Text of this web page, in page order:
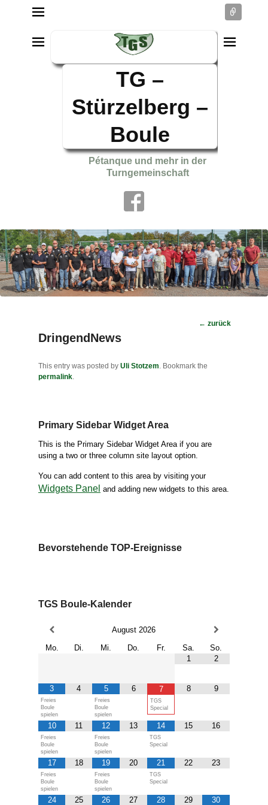
TG –
Stürzelberg –
Boule
Pétanque und mehr in der
Turngemeinschaft
Post
← zurück
DringendNews
This entry was posted by Uli Stotzem. Bookmark the
permalink.
Primary Sidebar Widget Area
This is the Primary Sidebar Widget Area if you are
using a two or three column site layout option.
You can add content to this area by visiting your
Widgets Panel and adding new widgets to this area.
Bevorstehende TOP-Ereignisse
TGS Boule-Kalender
August 2026
Mo.
Di. Mi. Do. Fr. Sa.
So.
1
2
3
Freies
Boule
spielen
4 5
Freies
Boule
spielen
6 7
TGS
Special
8 9
10
Freies
Boule
spielen
11 12
Freies
Boule
spielen
13 14
TGS
Special
15 16
17
Freies
Boule
spielen
18 19
Freies
Boule
spielen
20 21
TGS
Special
22 23
24 25 26 27 28 29 30